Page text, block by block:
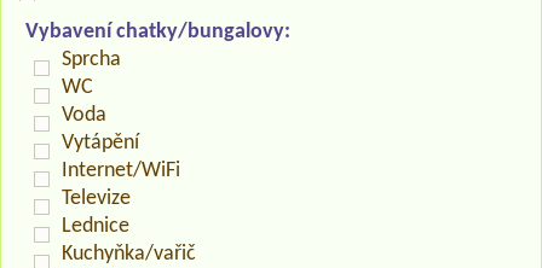
Vybavení chatky/bungalovy:
Sprcha
WC
Voda
Vytápění
Internet/WiFi
Televize
Lednice
Kuchyňka/vařič